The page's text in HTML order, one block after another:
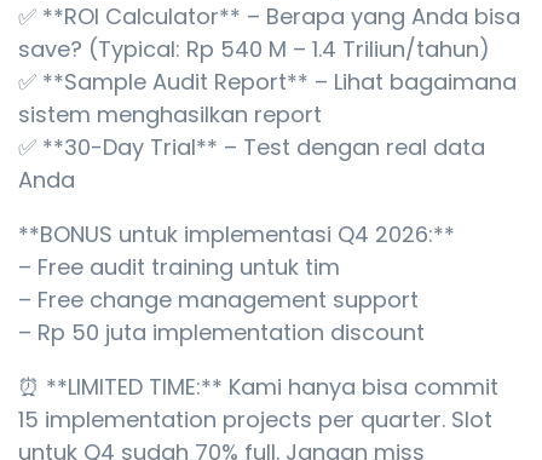
✅ **ROI Calculator** – Berapa yang Anda bisa
save? (Typical: Rp 540 M – 1.4 Triliun/tahun)
✅ **Sample Audit Report** – Lihat bagaimana
sistem menghasilkan report
✅ **30-Day Trial** – Test dengan real data
Anda
**BONUS untuk implementasi Q4 2026:**
– Free audit training untuk tim
– Free change management support
– Rp 50 juta implementation discount
⏰ **LIMITED TIME:** Kami hanya bisa commit
15 implementation projects per quarter. Slot
untuk Q4 sudah 70% full. Jangan miss